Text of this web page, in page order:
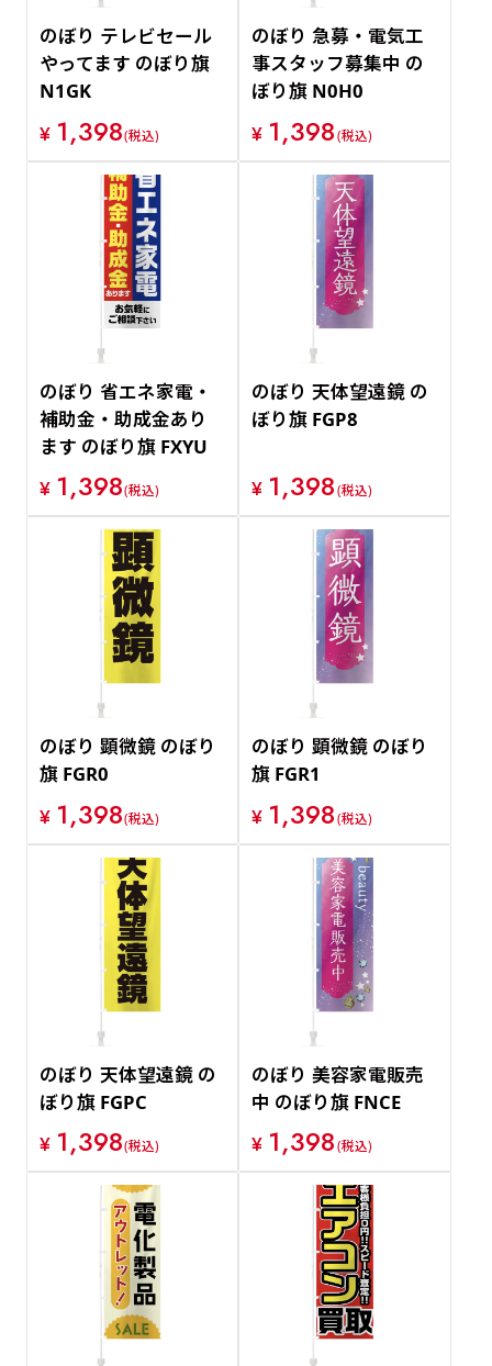
のぼり テレビセール
やってます のぼり旗
N1GK
¥ 1,398(税込)
のぼり 急募・電気工
事スタッフ募集中 の
ぼり旗 N0H0
¥ 1,398(税込)
のぼり 省エネ家電・
補助金・助成金あり
ます のぼり旗 FXYU
¥ 1,398(税込)
のぼり 天体望遠鏡 の
ぼり旗 FGP8
¥ 1,398(税込)
のぼり 顕微鏡 のぼり
旗 FGR0
¥ 1,398(税込)
のぼり 顕微鏡 のぼり
旗 FGR1
¥ 1,398(税込)
のぼり 天体望遠鏡 の
ぼり旗 FGPC
¥ 1,398(税込)
のぼり 美容家電販売
中 のぼり旗 FNCE
¥ 1,398(税込)